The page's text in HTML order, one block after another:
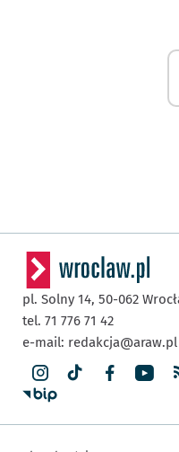
pl. Solny 14, 50-062
tel. 71 776 71 42
e-mail: redakcja@araw.pl